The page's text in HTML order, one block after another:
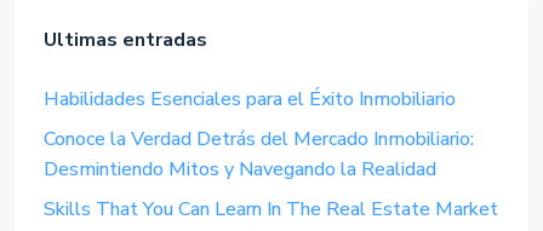
Ultimas entradas
Habilidades Esenciales para el Éxito Inmobiliario
Conoce la Verdad Detrás del Mercado Inmobiliario:
Desmintiendo Mitos y Navegando la Realidad
Skills That You Can Learn In The Real Estate Market